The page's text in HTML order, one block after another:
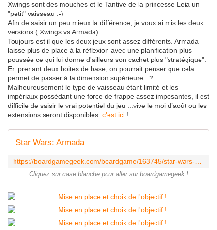
Xwings sont des mouches et le Tantive de la princesse Leia un
"petit" vaisseau :-)
Afin de saisir un peu mieux la différence, je vous ai mis les deux
versions ( Xwings vs Armada).
Toujours est il que les deux jeux sont assez différents. Armada
laisse plus de place à la réflexion avec une planification plus
poussée ce qui lui donne d'ailleurs son cachet plus "stratégique".
En prenant deux boites de base, on pourrait penser que cela
permet de passer à la dimension supérieure ..?
Malheureusement le type de vaisseau étant limité et les
impériaux possédant une force de frappe assez imposantes, il est
difficile de saisir le vrai potentiel du jeu ...vive le moi d’août ou les
extensions seront disponibles.. c'est ici !.
Star Wars: Armada
Cliquez sur case blanche pour aller sur boardgamegeek !